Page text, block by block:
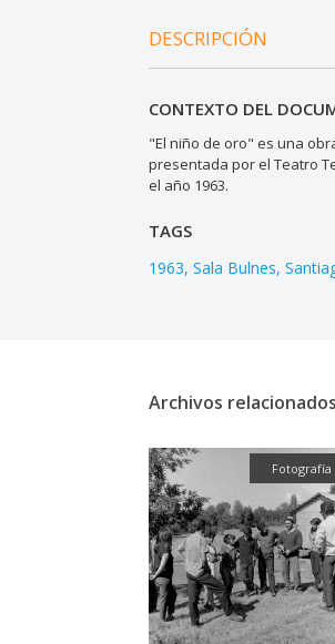
DESCRIPCIÓN
CONTEXTO DEL
"El niño de oro" es una
presentada por el Teatro
el año 1963.
TAGS
1963 Sala Bulnes
Archivos relacionados
Fotografía